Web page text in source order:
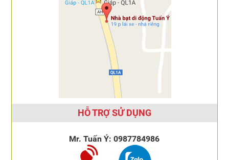
HỖ TRỢ SỬ DỤNG
Mr. Tuấn Ý:0987784986